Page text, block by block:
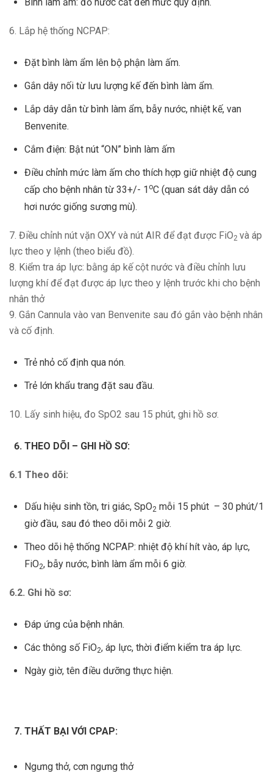
6. Lắp hệ thống NCPAP:
Đặt bình làm ẩm lên bộ phận làm ấm.
Gắn dây nối từ lưu lượng kế đến bình làm ẩm.
Lắp dây dẫn từ bình làm ẩm, bẫy nước, nhiệt kế, van
Benvenite.
Cắm điện: Bật nút “ON” bình làm ấm
Điều chỉnh mức làm ấm cho thích hợp giữ nhiệt độ cung
cấp cho bệnh nhân từ 33+/- 1 oC (quan sát dây dẫn có
hơi nước giống sương mù).
7. Điều chỉnh nút vặn OXY và nút AIR để đạt được FiO2 và áp
lực theo y lệnh (theo biểu đồ).
8. Kiểm tra áp lực: bằng áp kế cột nước và điều chỉnh lưu
lượng khí để đạt được áp lực theo y lệnh trước khi cho bệnh
nhân thở
9. Gắn Cannula vào van Benvenite sau đó gắn vào bệnh nhân
và cố định.
Trẻ nhỏ cố định qua nón.
Trẻ lớn khẩu trang đặt sau đầu.
10. Lấy sinh hiệu, đo SpO2 sau 15 phút, ghi hồ sơ.
THEO DÕI – GHI HỒ SƠ:
6.1 Theo dõi:
Dấu hiệu sinh tồn, tri giác, SpO2 mỗi 15 phút – 30 phút/1
giờ đầu, sau đó theo dõi mỗi 2 giờ.
Theo dõi hệ thống NCPAP: nhiệt độ khí hít vào, áp lực,
FiO2, bẫy nước, bình làm ẩm mỗi 6 giờ.
6.2. Ghi hồ sơ:
Đáp ứng của bệnh nhân.
Các thông số FiO2, áp lực, thời điểm kiểm tra áp lực.
Ngày giờ, tên điều dưỡng thực hiện.
THẤT BẠI VỚI CPAP:
Ngưng thở, cơn ngưng thở